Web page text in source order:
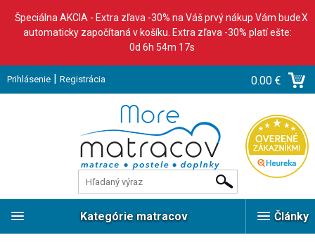
Špeciálna AKCIA - Extra zľava -30% na Váš prvý nákup Vám bude
automaticky započítaná v košíku. Extra zľava -30% platí ešte:
0d 6h 54m 16s
X
Prihlásenie | Registrácia 0.00 €
Články
Kategórie matracov